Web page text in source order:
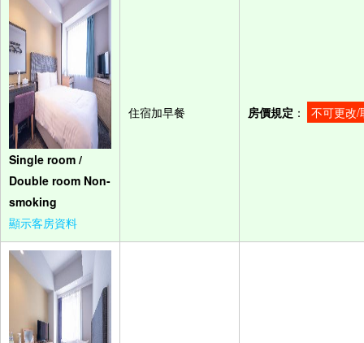
Single room /
Double room Non-
smoking
顯示客房資料
住宿加早餐 房價規定 ： 不可更改/